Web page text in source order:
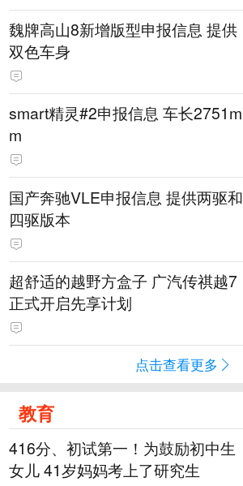
魏牌高山8新增版型申报信息 提供
双色车身
smart精灵#2申报信息 车长2751m
m
国产奔驰VLE申报信息 提供两驱和
四驱版本
超舒适的越野方盒子 广汽传祺越7
正式开启先享计划
点击查看更多
教育
416分、初试第一！为鼓励初中生
女儿 41岁妈妈考上了研究生